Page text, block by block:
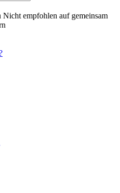
Nicht empfohlen auf gemeinsam